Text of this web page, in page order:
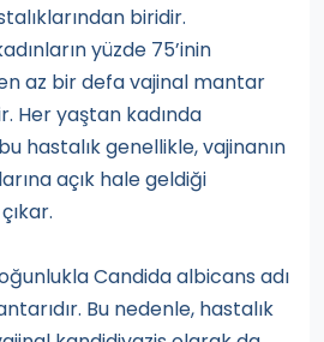
biridir.
yüzde 75’inin
az bir defa vajinal mantar
Her yaştan kadında
hastalık genellikle, vajinanın
açık hale geldiği
Candida albicans adı
Bu nedenle, hastalık